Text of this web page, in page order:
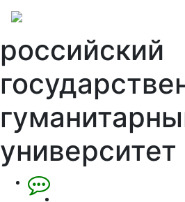
российский
университет